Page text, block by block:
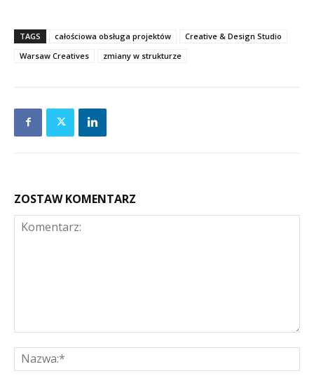
TAGS całościowa obsługa projektów
Creative & Design Studio
Warsaw Creatives
zmiany w strukturze
ZOSTAW KOMENTARZ